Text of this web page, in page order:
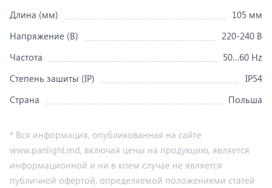
Длина (мм)
105 мм
Напряжение (В)
220-240 В
Частота
50…60 Hz
Степень зашиты (IP)
IP54
Страна
Польша
* Вся информация, опубликованная на сайте
www.panlight.md, включая цены на продукцию, является
информационной и ни в коем случае не является
публичной офертой, определяемой положениями статей